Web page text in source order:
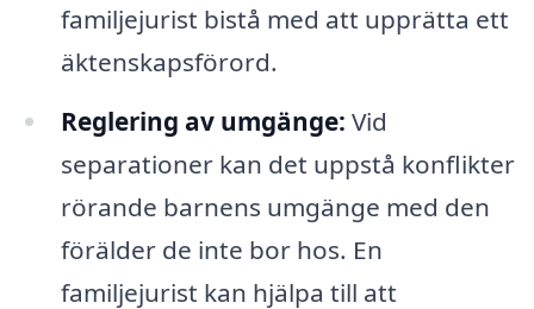
familjejurist bistå med att upprätta ett
äktenskapsförord.
Reglering av umgänge: Vid
separationer kan det uppstå konflikter
rörande barnens umgänge med den
förälder de inte bor hos. En
familjejurist kan hjälpa till att